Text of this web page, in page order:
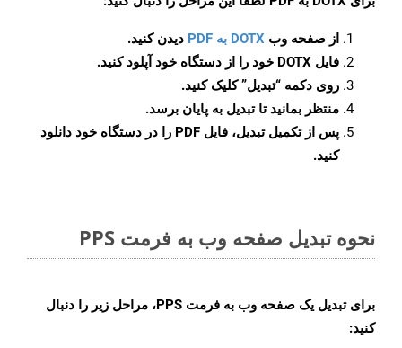
از صفحه وب DOTX به PDF
دیدن کنید.
فایل DOTX خود را از دستگاه خود آپلود کنید.
روی دکمه “تبدیل”کلیک کنید.
منتظر بمانید تا تبدیل به پایان برسد.
پس از تکمیل تبدیل، فایل PDF را در دستگاه خود دانلود
کنید.
نحوه تبدیل صفحه وب به فرمت PPS
برای تبدیل یک صفحه وب به فرمت PPS، مراحل زیر را دنبال
کنید: